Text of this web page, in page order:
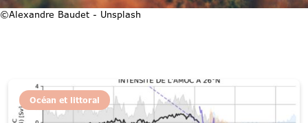
©Alexandre Baudet - Unsplash
Océan et littoral